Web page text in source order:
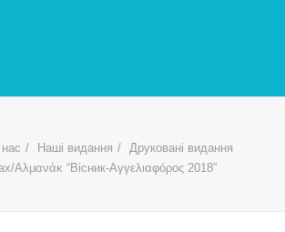
Наші видання
Друковані видання
Αλμανάκ “Вісник-Αγγελιαφόρος 2018”